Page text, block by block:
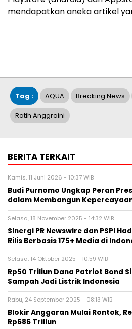
mendapatkan aneka artikel
Tag : AQUA Breaking News
Ratih Anggraini
BERITA TERKAIT
Kamis, 11 Juni 2026 - 10:37 WIB
Budi Purnomo Ungkap Peran
dalam Membangun
Selasa, 18 November 2025 - 14:32 WIB
Sinergi PR Newswire dan PSPI
Rilis Berbasis 175+ Media di
Selasa, 14 Oktober 2025 - 10:59 WIB
Rp50 Triliun Dana Patriot Bond
Sampah Jadi Listrik Indonesia
Rabu, 24 September 2025 - 08:13 WIB
Blokir Anggaran Mulai Rontok,
Rp686 Triliun